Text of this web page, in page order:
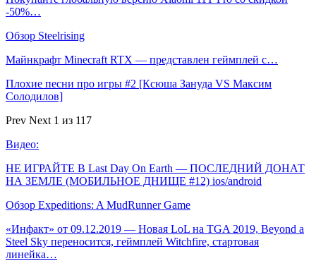
-50%…
Обзор Steelrising
Майнкрафт Minecraft RTX — представлен геймплей с…
Плохие песни про игры #2 [Ксюша Зануда VS Максим
Солодилов]
Prev Next 1 из 117
Видео:
НЕ ИГРАЙТЕ В Last Day On Earth — ПОСЛЕДНИЙ ДОНАТ
НА ЗЕМЛЕ (МОБИЛЬНОЕ ДНИЩЕ #12) ios/android
Обзор Expeditions: A MudRunner Game
«Инфакт» от 09.12.2019 — Новая LoL на TGA 2019, Beyond a
Steel Sky переносится, геймплей Witchfire, стартовая
линейка…